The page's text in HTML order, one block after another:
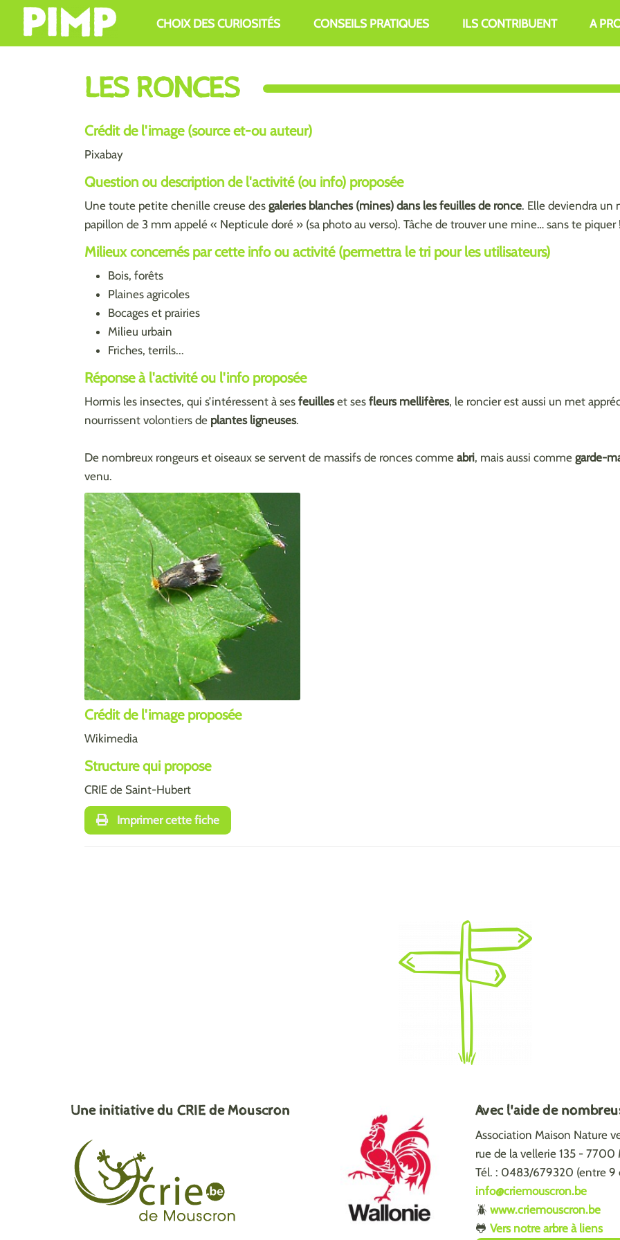
Aller au contenu principal CHOIX DES CURIOSITÉS CONSEILS PRATIQUES ILS CONTRIBUENT A
LES RONCES
Crédit de l'image (source et-ou auteur)
Pixabay
Question ou description de l'activité (ou info) proposée
Une toute petite chenille creuse des galeries blanches (mines) dans les feuilles de ronce. Elle deviendra un
papillon de 3 mm appelé « Nepticule doré » (sa photo au verso). Tâche de trouver une mine… sans te piquer
Milieux concernés par cette info ou activité (permettra le tri pour les utilisateurs)
Bois, forêts
Plaines agricoles
Bocages et prairies
Milieu urbain
Friches, terrils...
Réponse à l'activité ou l'info proposée
Hormis les insectes, qui s’intéressent à ses feuilleset ses fleurs mellifères, le roncier est aussi un met
nourrissent volontiers de plantes ligneuses.
De nombreux rongeurs et oiseaux se servent de massifs de ronces comme abri, mais aussi comme garde-
venu.
Crédit de l'image proposée
Wikimedia
Structure qui propose
CRIE de Saint-Hubert
Imprimer cette fiche
Une initiative du CRIE de Mouscron Avec l'aide de
Association Maison Nature
rue de la vellerie 135 - 7700
Tél. : 0483/679320 (entre 9
info@criemouscron.be
🪲 www.criemouscron.be
🐸 Vers notre arbre à liens